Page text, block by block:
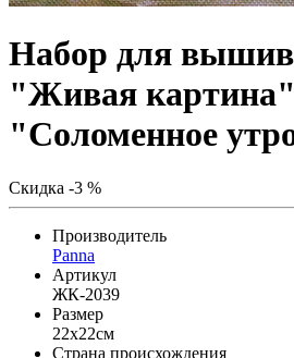
Набор для
"Живая картина"
"Соломенное
Скидка -3 %
Производитель
Panna
Артикул
ЖК-2039
Размер
22x22см
Страна происхождения